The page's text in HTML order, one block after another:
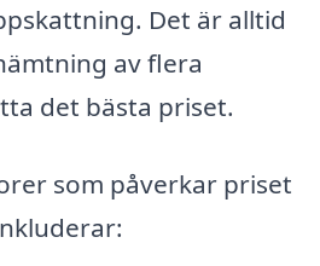
Det är alltid
av flera
det bästa priset.
som påverkar priset